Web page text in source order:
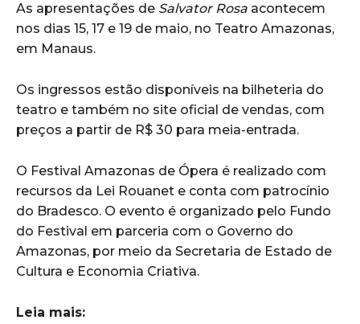
As apresentações de Salvator Rosa acontecem
nos dias 15, 17 e 19 de maio, no Teatro Amazonas,
em Manaus.
Os ingressos estão disponíveis na bilheteria do
teatro e também no site oficial de vendas, com
preços a partir de R$ 30 para meia-entrada.
O Festival Amazonas de Ópera é realizado com
recursos da Lei Rouanet e conta com patrocínio
do Bradesco. O evento é organizado pelo Fundo
do Festival em parceria com o Governo do
Amazonas, por meio da Secretaria de Estado de
Cultura e Economia Criativa.
Leia mais: